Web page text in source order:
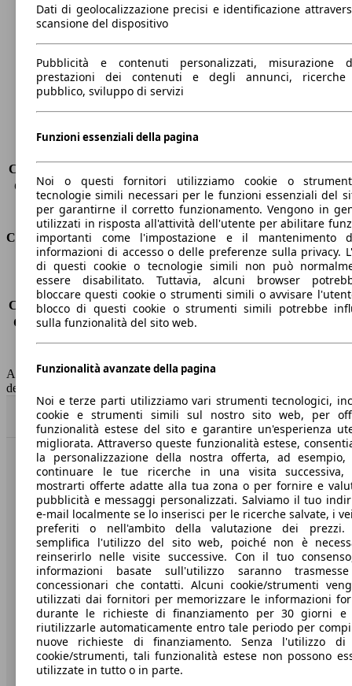
Lunghezza
4670 mm
Altezza
Larghezza
1830 mm
Passo
2700 mm
Peso massimo
2005 kg
Carico massimo
-
Sedili
5
Capacità di traino (senza freni)
Capacità di traino (con freni)
1500 kg
Volume del bagagliaio
635 - 1653 l
Consumi
Emissioni di CO2*
Consumo (urbano)
-
Consumo (extra-urbano) -
Consumo (combinato)* -
Classe di emissione
Euro 6
AutoScout24 non si assume alcuna responsabilità per la correttezza
dei dati.
Torna su
Benvenuti su AutoScout24, il mercato auto europeo.
Società
A proposito di AutoScout24
Stampa
Media
Condizioni generali
Informazioni
Privacy
Dati di geolocalizzazione precisi e identificazione
scansione del dispositivo
Pubblicità e contenuti personalizzati, misurazione
prestazioni dei contenuti e degli annunci,
pubblico, sviluppo di servizi
Funzioni essenziali della pagina
Noi o questi fornitori utilizziamo cookie o
tecnologie simili necessari per le funzioni essenziali del
per garantirne il corretto funzionamento. Vengono in
utilizzati in risposta all'attività dell'utente per abilitare
importanti come l'impostazione e il mantenimento
informazioni di accesso o delle preferenze sulla privacy.
di questi cookie o tecnologie simili non può
essere disabilitato. Tuttavia, alcuni browser
bloccare questi cookie o strumenti simili o avvisare
blocco di questi cookie o strumenti simili potrebbe
sulla funzionalità del sito web.
Funzionalità avanzate della pagina
Noi e terze parti utilizziamo vari strumenti tecnologici,
cookie e strumenti simili sul nostro sito web, per
funzionalità estese del sito e garantire un'esperienza
migliorata. Attraverso queste funzionalità estese,
la personalizzazione della nostra offerta, ad esempio,
continuare le tue ricerche in una visita successiva,
mostrarti offerte adatte alla tua zona o per fornire e
pubblicità e messaggi personalizzati. Salviamo il tuo
e-mail localmente se lo inserisci per le ricerche salvate, i
preferiti o nell'ambito della valutazione dei prezzi.
semplifica l'utilizzo del sito web, poiché non è
reinserirlo nelle visite successive. Con il tuo
informazioni basate sull'utilizzo saranno
concessionari che contatti. Alcuni cookie/strumenti
utilizzati dai fornitori per memorizzare le informazioni
durante le richieste di finanziamento per 30 giorni e
riutilizzarle automaticamente entro tale periodo per
nuove richieste di finanziamento. Senza l'utilizzo
cookie/strumenti, tali funzionalità estese non possono
utilizzate in tutto o in parte.